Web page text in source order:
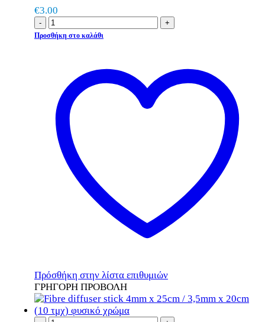
€3.00
- +
Προσθήκη στο καλάθι
Πρόσθήκη στην λίστα επιθυμιών
ΓΡΗΓΟΡΗ ΠΡΟΒΟΛΗ